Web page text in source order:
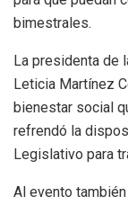
bimestrales.
La presidenta de
Leticia Martínez
bienestar social
refrendó la
Legislativo para
Al evento